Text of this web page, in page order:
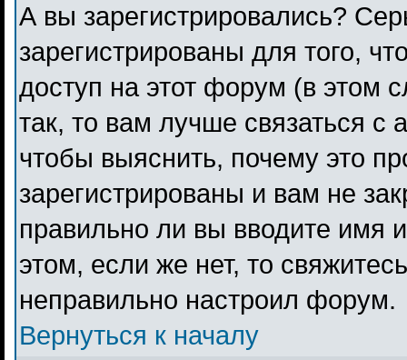
А вы зарегистрировались?
зарегистрированы для того,
доступ на этот форум (в этом
так, то вам лучше связаться
чтобы выяснить, почему это
зарегистрированы и вам не
правильно ли вы вводите имя
этом, если же нет, то
неправильно настроил форум.
Вернуться к началу